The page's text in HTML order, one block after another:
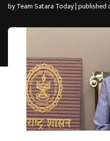
by Team Satara Today | published